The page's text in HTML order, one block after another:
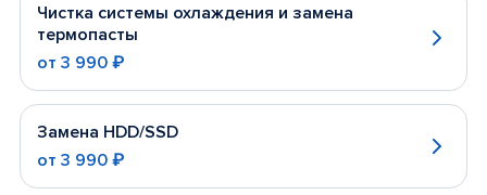
Чистка системы охлаждения и замена
термопасты
от 3 990 ₽
Замена HDD/SSD
от 3 990 ₽